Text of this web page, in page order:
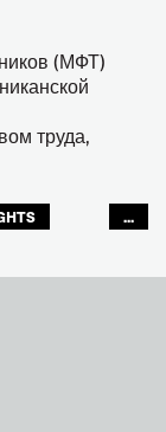
(МФТ)
труда,
...